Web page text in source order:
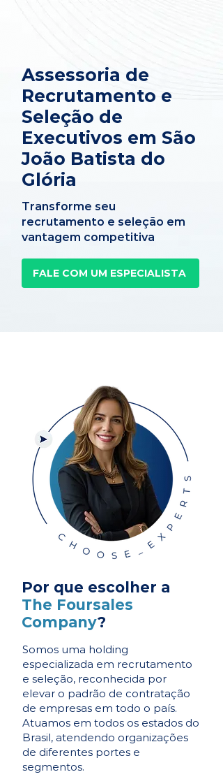
Assessoria de
Recrutamento e
Seleção de
Executivos em São
João Batista do
Glória
Transforme seu
recrutamento e seleção em
vantagem competitiva
FALE COM UM ESPECIALISTA
Por que escolher a
The Foursales
Company?
Somos uma holding
especializada em recrutamento
e seleção, reconhecida por
elevar o padrão de contratação
de empresas em todo o país.
Atuamos em todos os estados do
Brasil, atendendo organizações
de diferentes portes e
segmentos.